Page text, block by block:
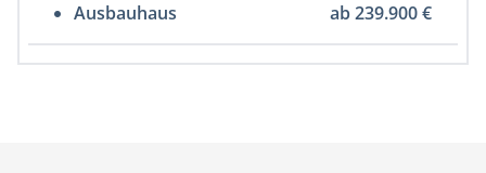
Ausbauhaus ab 239.900 €